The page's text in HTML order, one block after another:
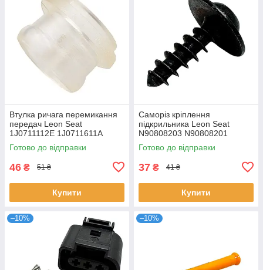
Втулка ричага перемикання
передач Leon Seat
1J0711112E 1J0711611A
1J0711437C
Готово до відправки
46 ₴ 51 ₴
Купити
Саморіз кріплення
підкрильника Leon Seat
N90808203 N90808201
Готово до відправки
37 ₴ 41 ₴
Купити
–10% –10%